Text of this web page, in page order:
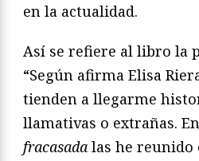
en la actualidad.
Así se refiere al libro la
“Según afirma Elisa
tienden a llegarme
llamativas o extrañas. En
fracasada las he reunido